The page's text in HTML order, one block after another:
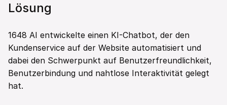
Lösung
1648 AI entwickelte einen KI-Chatbot, der den
Kundenservice auf der Website automatisiert und
dabei den Schwerpunkt auf Benutzerfreundlichkeit,
Benutzerbindung und nahtlose Interaktivität gelegt
hat.